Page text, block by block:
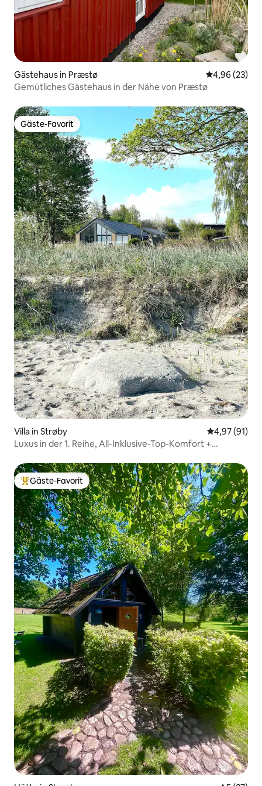
Gästehaus in Præstø
4,96 (23)
Gemütliches Gästehaus in der Nähe von Præstø
Gäste-Favorit
Gäste-Favorit
Villa in Strøby
4,97 (91)
Luxus in der 1. Reihe, All-Inklusive-Top-Komfort +
Beliebter Gäste-Favorit.
Gäste-Favorit